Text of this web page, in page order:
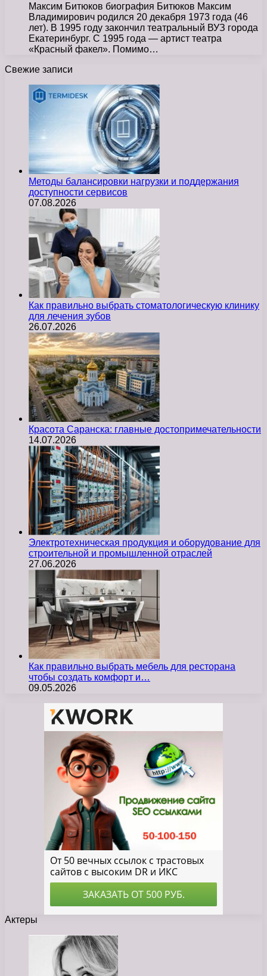
Максим Битюков биография Битюков Максим
Владимирович родился 20 декабря 1973 года (46
лет). В 1995 году закончил театральный ВУЗ города
Екатеринбург. С 1995 года — артист театра
«Красный факел». Помимо…
Свежие записи
Методы балансировки нагрузки и поддержания
доступности сервисов
07.08.2026
Как правильно выбрать стоматологическую клинику
для лечения зубов
26.07.2026
Красота Саранска: главные достопримечательности
14.07.2026
Электротехническая продукция и оборудование для
строительной и промышленной отраслей
27.06.2026
Как правильно выбрать мебель для ресторана
чтобы создать комфорт и…
09.05.2026
Актеры